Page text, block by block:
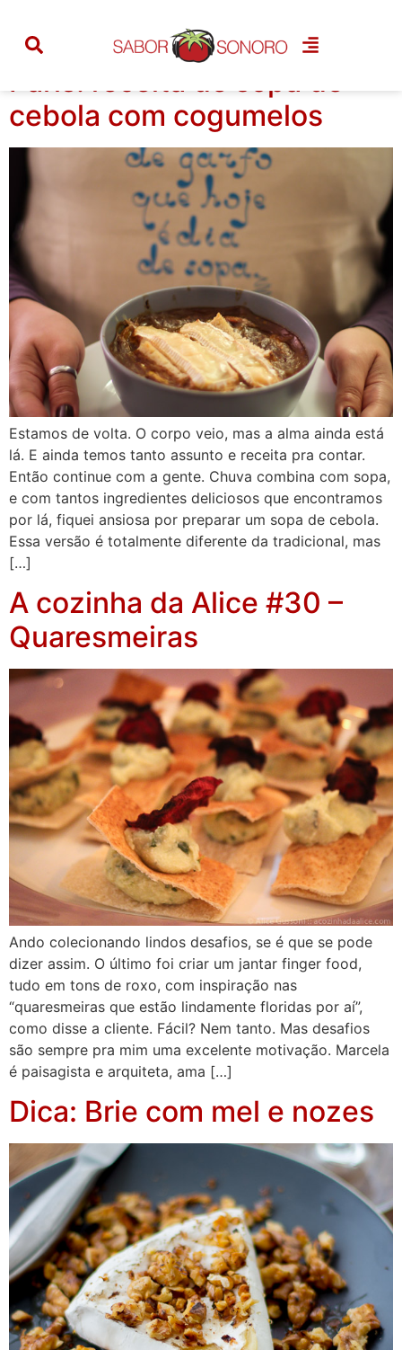
Categoria:queijos
Paris: receita de sopa de
cebola com cogumelos
Estamos de volta. O corpo veio, mas a alma ainda está
lá. E ainda temos tanto assunto e receita pra contar.
Então continue com a gente. Chuva combina com sopa,
e com tantos ingredientes deliciosos que encontramos
por lá, fiquei ansiosa por preparar um sopa de cebola.
Essa versão é totalmente diferente da tradicional, mas
[…]
A cozinha da Alice #30 –
Quaresmeiras
Ando colecionando lindos desafios, se é que se pode
dizer assim. O último foi criar um jantar finger food,
tudo em tons de roxo, com inspiração nas
“quaresmeiras que estão lindamente floridas por aí”,
como disse a cliente. Fácil? Nem tanto. Mas desafios
são sempre pra mim uma excelente motivação. Marcela
é paisagista e arquiteta, ama […]
Dica: Brie com mel e nozes